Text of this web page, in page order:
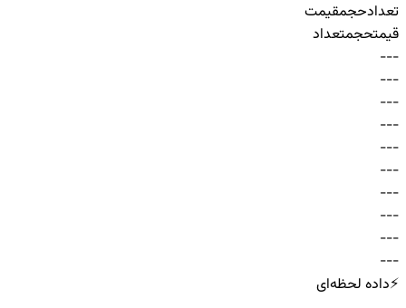
تعدادحجمقیمت
قیمتحجمتعداد
-
-
-
-
-
-
-
-
-
-
-
-
-
-
-
-
-
-
-
-
-
-
-
-
-
-
-
-
-
-
⚡داده لحظه‌ای